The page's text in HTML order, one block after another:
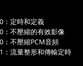
：定時和定義
：不壓縮的有效影像
：不壓縮PCM音頻
：流量整形和傳輸定時